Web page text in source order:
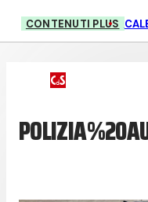
CONTENUTI PLUS